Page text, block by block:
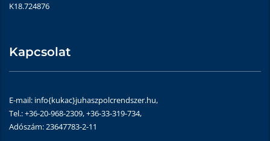
K18.724876
Kapcsolat
E-mail: info{kukac}juhaszpolcrendszer.hu,
Tel.: +36-20-968-2309, +36-33-319-734,
Adószám: 23647783-2-11